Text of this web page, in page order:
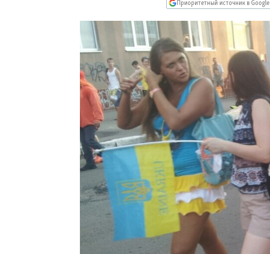
ПОДПИШИТЕСЬ НА РАССЫЛКУ
Приоритетный источник в Google